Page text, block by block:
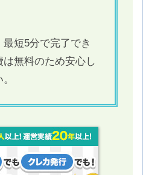
短5分で完了でき
無料のため安心し